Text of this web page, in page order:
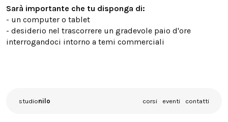
Sarà importante che tu disponga di:
- un computer o tablet
- desiderio nel trascorrere un gradevole paio d'ore
interrogandoci intorno a temi commerciali
studionilo corsi eventi contatti